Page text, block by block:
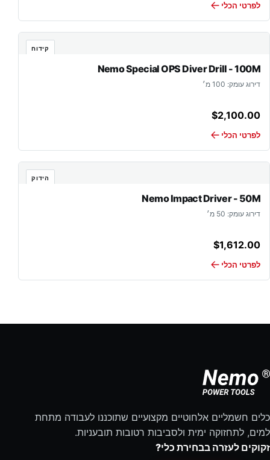
לפרטי הכלי
קידוח
Nemo Special OPS Diver Drill - 100M
דירוג עומק: 100 מ׳
$2,100.00
לפרטי הכלי
הידוק
Nemo Impact Driver - 50M
דירוג עומק: 50 מ׳
$1,612.00
לפרטי הכלי
כלים חשמליים אלחוטיים מקצועיים שתוכננו לעבודה מתחת
למים, לתחזוקה ימית ולסביבות רטובות תובעניות.
זקוקים לעזרה בבחירת כלי?